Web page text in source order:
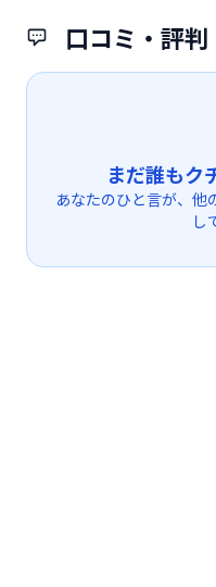
口コミ・評判
まだ誰もク
あなたのひと言が、他
し